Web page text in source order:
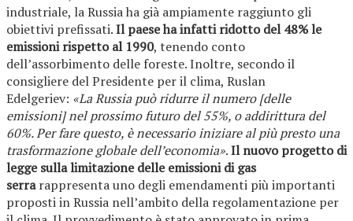
industriale, la Russia ha già ampiamente raggiunto gli
obiettivi prefissati.Il paese ha infatti ridotto del 48% le
emissioni rispetto al 1990, tenendo conto
dell’assorbimento delle foreste. Inoltre, secondo il
consigliere del Presidente per il clima, Ruslan
Edelgeriev: «La Russia può ridurre il numero [delle
emissioni] nel prossimo futuro del 55%, o addirittura del
60%. Per fare questo, è necessario iniziare al più presto una
trasformazione globale dell’economia».Il nuovo progetto di
legge sulla limitazione delle emissioni di gas
serrarappresenta uno degli emendamenti più importanti
proposti in Russia nell’ambito della regolamentazione per